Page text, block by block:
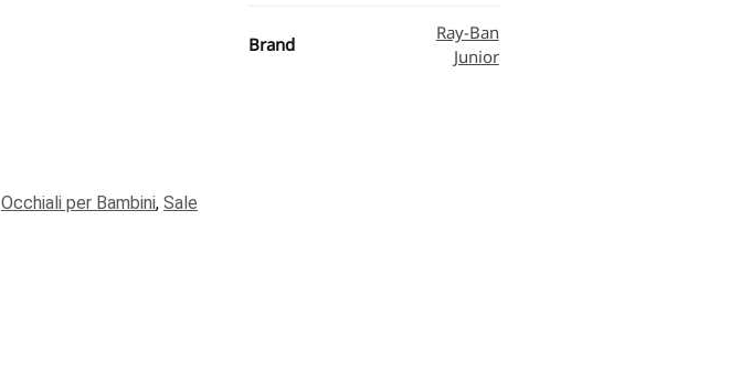
Brand
Ray-Ban
Junior
Occhiali per Bambini, Sale